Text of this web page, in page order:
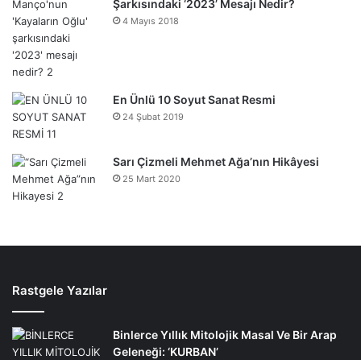
Şarkısındaki ‘2023’ Mesajı Nedir?
4 Mayıs 2018
En Ünlü 10 Soyut Sanat Resmi
24 Şubat 2019
Sarı Çizmeli Mehmet Ağa’nın Hikâyesi
25 Mart 2020
Rastgele Yazılar
Binlerce Yıllık Mitolojik Masal Ve Bir Arap
Geleneği: ‘KURBAN’